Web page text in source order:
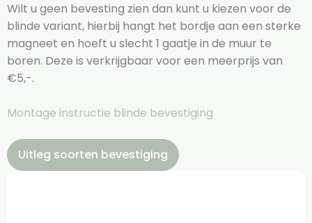
Wilt u geen bevesting zien dan kunt u kiezen voor de
blinde variant, hierbij hangt het bordje aan een sterke
magneet en hoeft u slecht 1 gaatje in de muur te
boren. Deze is verkrijgbaar voor een meerprijs van
€5,-.
Montage instructie blinde bevestiging
Uitleg soorten bevestiging